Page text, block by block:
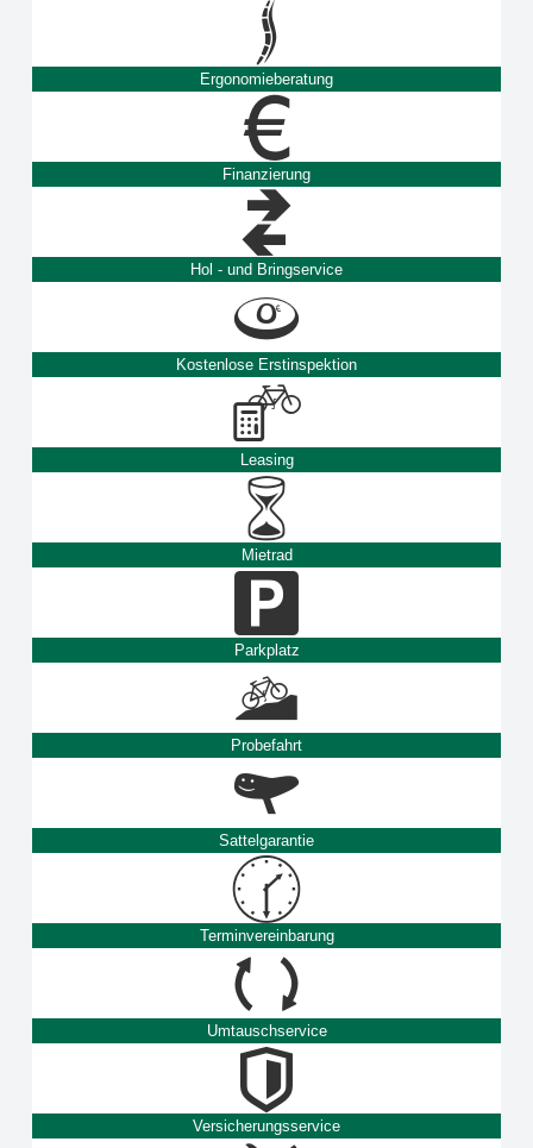
Ergonomieberatung
Finanzierung
Hol - und Bringservice
Kostenlose Erstinspektion
Leasing
Mietrad
Parkplatz
Probefahrt
Sattelgarantie
Terminvereinbarung
Umtauschservice
Versicherungsservice